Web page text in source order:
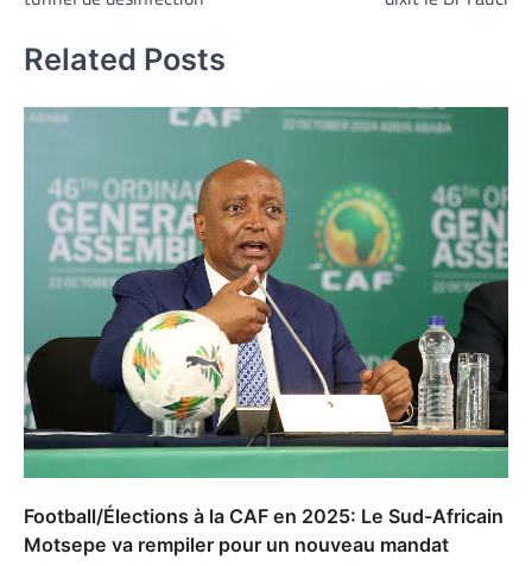
Related Posts
Football/Élections à la CAF en 2025: Le Sud-Africain
Motsepe va rempiler pour un nouveau mandat